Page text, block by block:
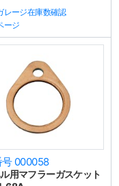
レージ在庫数確認
ージ
000058
用マフラーガスケット